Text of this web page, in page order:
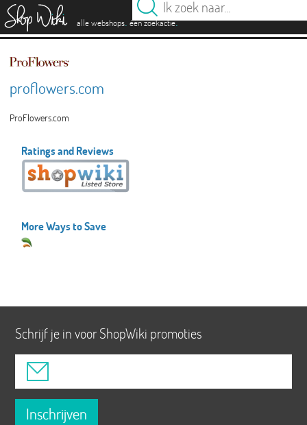
alle webshops. één zoekactie.
proflowers.com
ProFlowers.com
Ratings and Reviews
More Ways to Save
Schrijf je in voor ShopWiki promoties
Inschrijven